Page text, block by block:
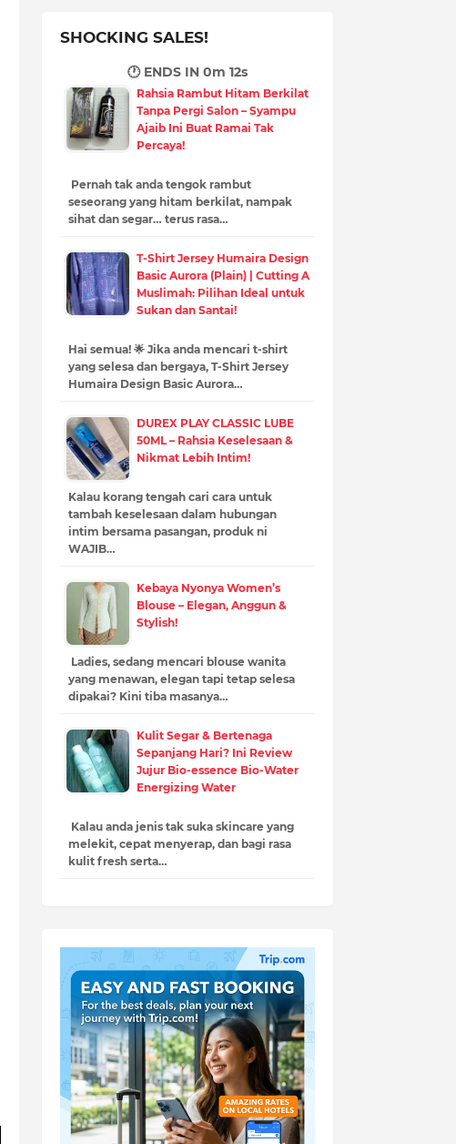
SHOCKING SALES!
🕐 ENDS IN 0m 10s
Rahsia Rambut Hitam Berkilat
Tanpa Pergi Salon – Syampu
Ajaib Ini Buat Ramai Tak
Percaya!
Pernah tak anda tengok rambut
seseorang yang hitam berkilat, nampak
sihat dan segar… terus rasa…
T-Shirt Jersey Humaira Design
Basic Aurora (Plain) | Cutting A
Muslimah: Pilihan Ideal untuk
Sukan dan Santai!
Hai semua! 🌟 Jika anda mencari t-shirt
yang selesa dan bergaya, T-Shirt Jersey
Humaira Design Basic Aurora…
DUREX PLAY CLASSIC LUBE
50ML – Rahsia Keselesaan &
Nikmat Lebih Intim!
Kalau korang tengah cari cara untuk
tambah keselesaan dalam hubungan
intim bersama pasangan, produk ni
WAJIB…
Kebaya Nyonya Women’s
Blouse – Elegan, Anggun &
Stylish!
Ladies, sedang mencari blouse wanita
yang menawan, elegan tapi tetap selesa
dipakai? Kini tiba masanya…
Kulit Segar & Bertenaga
Sepanjang Hari? Ini Review
Jujur Bio-essence Bio-Water
Energizing Water
Kalau anda jenis tak suka skincare yang
melekit, cepat menyerap, dan bagi rasa
kulit fresh serta…